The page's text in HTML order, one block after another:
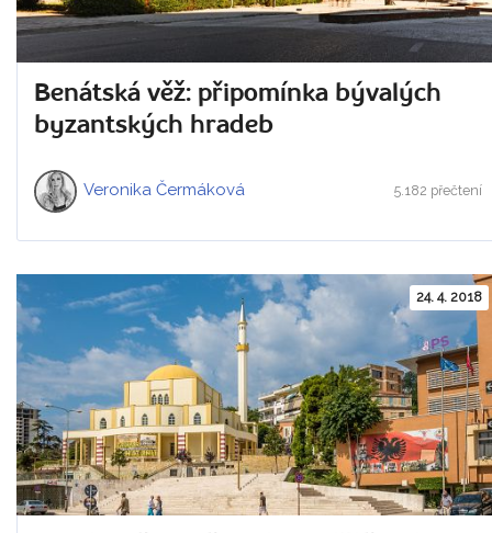
Benátská věž: připomínka bývalých
byzantských hradeb
Veronika Čermáková 5.182 přečtení
24. 4. 2018